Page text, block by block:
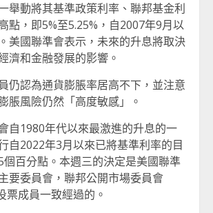
舉動將其基準政策利率、聯邦基金利
點，即5%至5.25%，自2007年9月以
美國聯準會表示，未來的升息將取決
濟和金融發展的影響。
仍認為通貨膨脹率居高不下，並注意
脹風險仍然「高度敏感」。
自1980年代以來最激進的升息的一
自2022年3月以來已將基準利率的目
百分點。本週三的決定是美國聯準
要委員會，聯邦公開市場委員會
票成員一致經過的。